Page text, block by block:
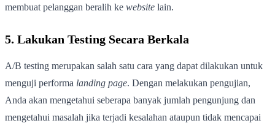
membuat pelanggan beralih ke website lain.
5. Lakukan Testing Secara Berkala
A/B testing merupakan salah satu cara yang dapat dilakukan untuk
menguji performa landing page. Dengan melakukan pengujian,
Anda akan mengetahui seberapa banyak jumlah pengunjung dan
mengetahui masalah jika terjadi kesalahan ataupun tidak mencapai